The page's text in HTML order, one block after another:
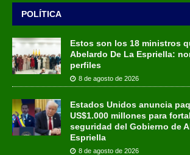
POLÍTICA
Estos son los 18 ministros
Abelardo De La Espriella:
perfiles
8 de agosto de 2026
Estados Unidos anuncia
US$1.000 millones para
seguridad del Gobierno de
Espriella
8 de agosto de 2026